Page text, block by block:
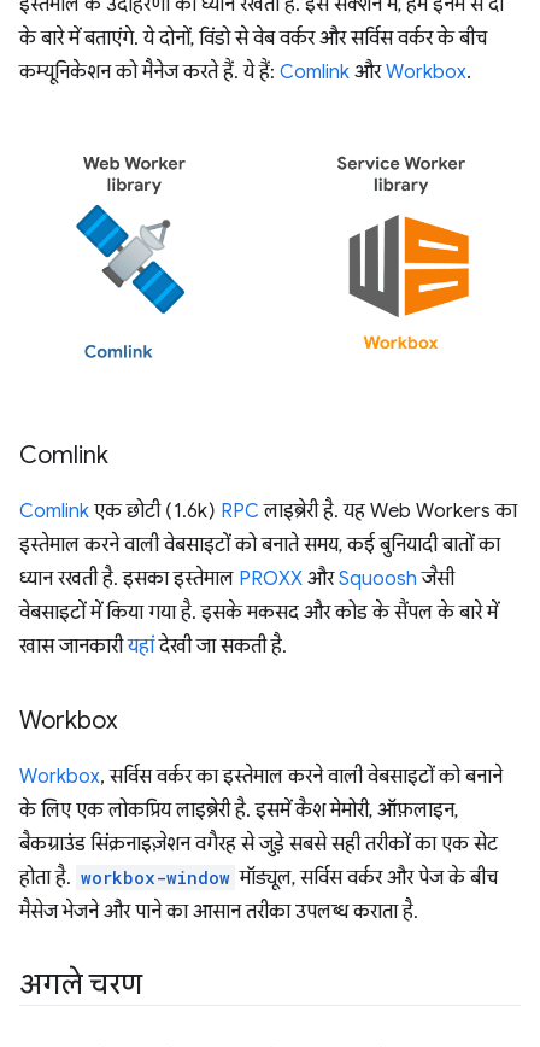
इस्तेमाल के उदाहरणों का ध्यान रखती हैं. इस सेक्शन में, हम इनमें से दो
के बारे में बताएंगे. ये दोनों, विंडो से वेब वर्कर और सर्विस वर्कर के बीच
कम्यूनिकेशन को मैनेज करते हैं. ये हैं: Comlink औरWorkbox.
Comlink
Comlink एक छोटी (1.6k) RPC लाइब्रेरी है. यह Web Workers का
इस्तेमाल करने वाली वेबसाइटों को बनाते समय, कई बुनियादी बातों का
ध्यान रखती है. इसका इस्तेमाल PROXX औरSquoosh जैसी
वेबसाइटों में किया गया है. इसके मकसद और कोड के सैंपल के बारे में
खास जानकारीयहांदेखी जा सकती है.
Workbox
Workbox, सर्विस वर्कर का इस्तेमाल करने वाली वेबसाइटों को बनाने
के लिए एक लोकप्रिय लाइब्रेरी है. इसमें कैश मेमोरी, ऑफ़लाइन,
बैकग्राउंड सिंक्रनाइज़ेशन वगैरह से जुड़े सबसे सही तरीकों का एक सेट
होता है. workbox-window मॉड्यूल, सर्विस वर्कर और पेज के बीच
मैसेज भेजने और पाने का आसान तरीका उपलब्ध कराता है.
अगले चरण